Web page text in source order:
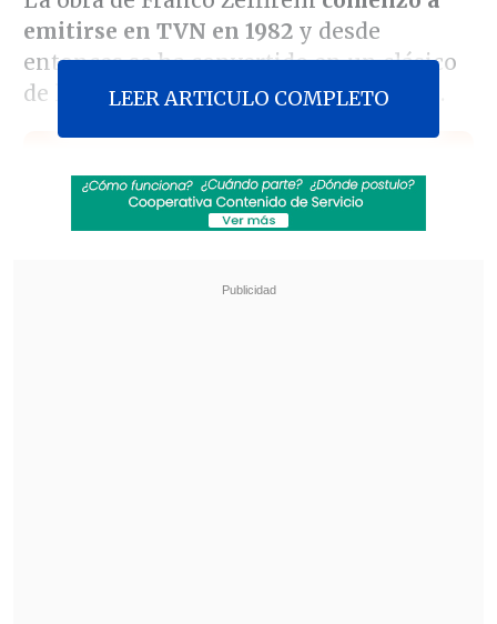
emitirse en TVN en 1982y desde
entonces se ha convertido en un clásico
de la televisión abierta en estas fechas.
José Antonio Neme protagonizó colisión en
Las Condes
Gallardo y Manu González fueron
LEER ARTICULO COMPLETO